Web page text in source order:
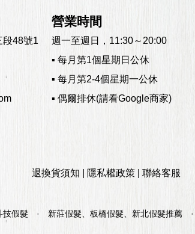
段48號1
營業時間
週一至週日，11:30～20:00
▪ 每月第1個星期日公休
▪ 每月第2-4個星期一公休
▪ 偶爾排休(請看Google商家)
退換貨須知 隱私權政策 聯絡客服
技假髮 · 新莊假髮、板橋假髮、新北假髮推薦